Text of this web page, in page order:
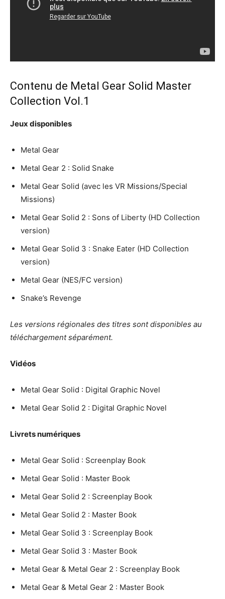
Contenu de Metal Gear Solid Master
Collection Vol.1
Jeux disponibles
Metal Gear
Metal Gear 2 : Solid Snake
Metal Gear Solid (avec les VR Missions/Special
Missions)
Metal Gear Solid 2 : Sons of Liberty (HD Collection
version)
Metal Gear Solid 3 : Snake Eater (HD Collection
version)
Metal Gear (NES/FC version)
Snake’s Revenge
Les versions régionales des titres sont disponibles au
téléchargement séparément.
Vidéos
Metal Gear Solid : Digital Graphic Novel
Metal Gear Solid 2 : Digital Graphic Novel
Livrets numériques
Metal Gear Solid : Screenplay Book
Metal Gear Solid : Master Book
Metal Gear Solid 2 : Screenplay Book
Metal Gear Solid 2 : Master Book
Metal Gear Solid 3 : Screenplay Book
Metal Gear Solid 3 : Master Book
Metal Gear & Metal Gear 2 : Screenplay Book
Metal Gear & Metal Gear 2 : Master Book